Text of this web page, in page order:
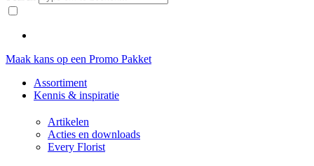
Maak kans op een Promo Pakket
Assortiment
Kennis & inspiratie
Artikelen
Acties en downloads​
Every Florist